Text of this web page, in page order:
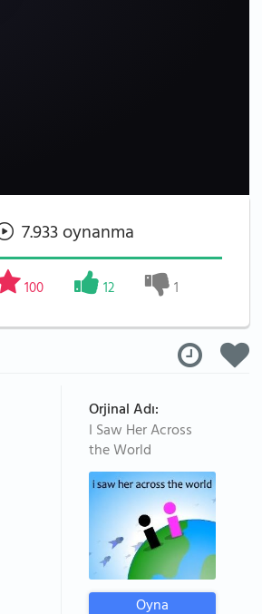
7.933 oynanma
100 12 1
Orjinal Adı:
I Saw Her Across
the World
Oyna